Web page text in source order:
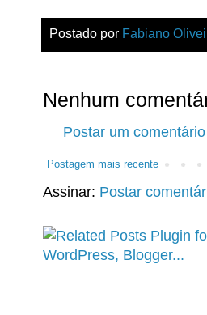
Postado por Fabiano
Nenhum
Postar um comentário
Postagem mais recente
Assinar: Postar